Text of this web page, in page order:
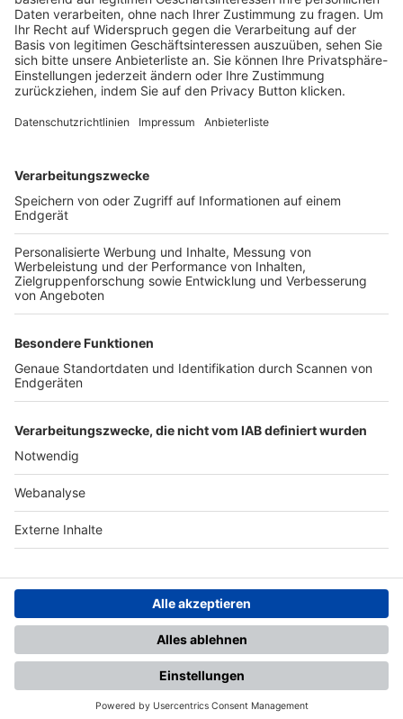
Trainerbörse
Login SpielPlus
FOLGE DEM BFV
TOP-VEREINE
TOP-PARTNER
Nutzungsbedingungen Datenschutz Impressum